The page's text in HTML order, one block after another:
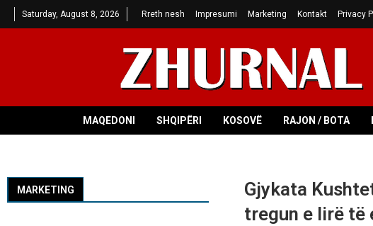
Saturday, August 8, 2026 Rreth nesh Impresumi Marketing Kontakt Privacy
MAQEDONI SHQIPËRI KOSOVË RAJON / BOTA
Gjykata
tregun e lirë të
MARKETING